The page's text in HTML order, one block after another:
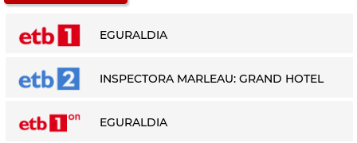
EGURALDIA
INSPECTORA MARLEAU: GRAND HOTEL
EGURALDIA